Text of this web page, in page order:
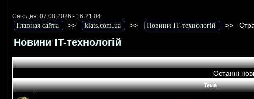
Сегодня: 07.08.2026 - 16:21:04
Главная сайта >> klats.com.ua >> Новини IT-технологій >>
Новини IT-технологій
Останні
Тема